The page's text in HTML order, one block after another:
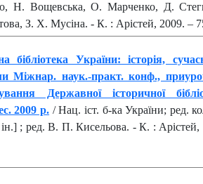
Н. Вощевська, О. Марченко, Д.
З. Х. Мусіна. - К. : Арістей, 2009. –
бібліотека України: історія,
Міжнар. наук.-практ. конф.,
Державної історичної
2009 р. / Нац. іст. б-ка України; ред.
; ред. В. П. Кисельова. - К. : Арістей,